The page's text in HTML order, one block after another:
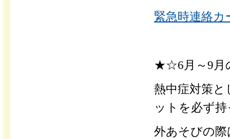
緊急時連絡カ
★☆6月～9月
熱中症対策と
ットを必ず
外あそびの